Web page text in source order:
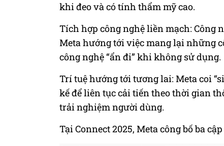
khi đeo và có tính thẩm mỹ cao.
Tích hợp công nghệ liền mạch: Công
Meta hướng tới việc mang lại những
công nghệ “ẩn đi” khi không sử dụng.
Trí tuệ hướng tới tương lai: Meta coi
kế để liên tục cải tiến theo thời gian
trải nghiệm người dùng.
Tại Connect 2025, Meta công bố ba